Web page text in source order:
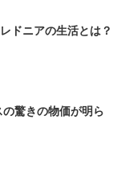
ドニアの生活とは？
驚きの物価が明ら